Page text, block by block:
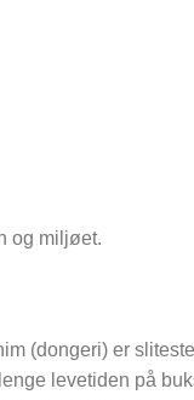
og miljøet.
(dongeri) er
levetiden på